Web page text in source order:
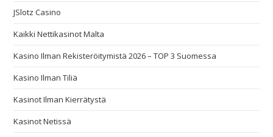
JSlotz Casino
Kaikki Nettikasinot Malta
Kasino Ilman Rekisteröitymistä 2026 – TOP 3 Suomessa
Kasino Ilman Tiliä
Kasinot Ilman Kierrätystä
Kasinot Netissä